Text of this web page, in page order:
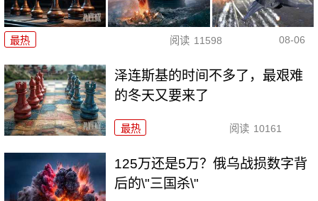
最热 阅读 11598 08-06
泽连斯基的时间不多了，最艰难
的冬天又要来了
最热 阅读 10161
125万还是5万？俄乌战损数字背
后的\"三国杀\"